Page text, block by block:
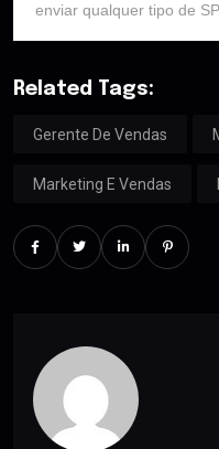
enviar qualquer tipo de
Related Tags:
Gerente De Vendas
Marketing E Vendas